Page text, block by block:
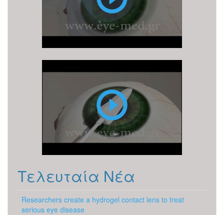
PRK
Τελευταία Νέα
Researchers create a hydrogel contact lens to treat
serious eye disease